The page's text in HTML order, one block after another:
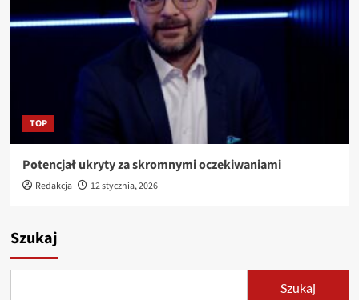
TOP
Potencjał ukryty za skromnymi oczekiwaniami
Redakcja 12 stycznia, 2026
Szukaj
Szukaj